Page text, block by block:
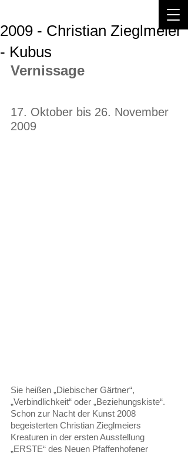
2009 - Christian Zieglmeier
- Kubus
Vernissage
17. Oktober bis 26. November
2009
Sie heißen „Diebischer Gärtner“,
„Verbindlichkeit“ oder „Beziehungskiste“.
Schon zur Nacht der Kunst 2008
begeisterten Christian Zieglmeiers
Kreaturen in der ersten Ausstellung
„ERSTE“ des Neuen Pfaffenhofener